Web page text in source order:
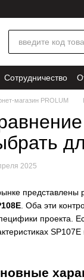
Сотрудничество
магазин PROLUM
2025
представлены
. Оба эти
проекта.